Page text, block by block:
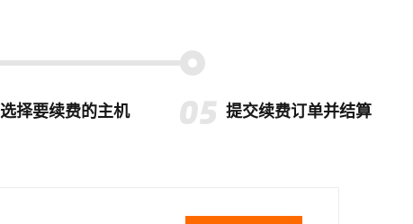
选择要续费的主机 提交续费订单并结算